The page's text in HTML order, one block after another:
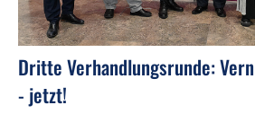
Dritte Verhandlungsrunde:
- jetzt!